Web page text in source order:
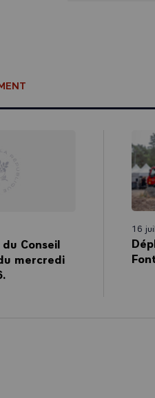
Conseil
mercredi
16